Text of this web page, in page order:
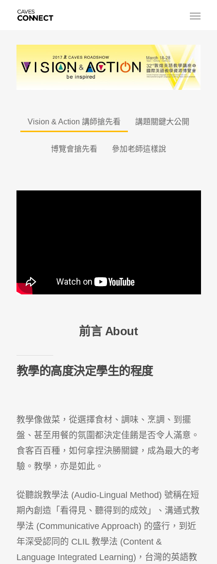
Vision & Action 講師搶先看 講題關鍵大公開
博覽會搶先看 參加老師這樣說
前言 About
教學的高度決定學生的程度
教學像做菜，從選擇食材、調味、烹調、到擺
盤、甚至用餐的氛圍都決定佳餚是否令人滿意。
食客百百種，如何拿捏決勝關鍵，成為最大的考
驗。教學，亦是如此。
從聽說教學法 (Audio-Lingual Method) 號稱在短
期內創造「看得見、聽得到的成效」、溝通式教
學法 (Communicative Approach) 的盛行，到近
年深受認同的 CLIL 教學法 (Content &
Language Integrated Learning)，台灣的英語教